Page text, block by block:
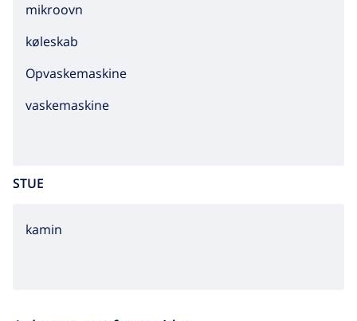
mikroovn
køleskab
Opvaskemaskine
vaskemaskine
STUE
kamin